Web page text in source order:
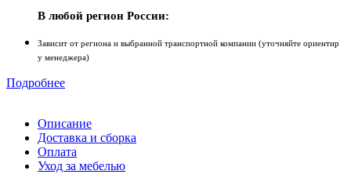
В любой регион России:
Зависит от региона и выбранной транспортной компании (уточняйте ориентир
у менеджера)
Подробнее
Описание
Доставка и сборка
Оплата
Уход за мебелью